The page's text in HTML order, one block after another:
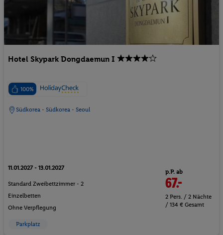
Hotel Skypark Dongdaemun I
100%
Südkorea - Südkorea - Seoul
11.01.2027 - 13.01.2027
Standard Zweibettzimmer - 2
Einzelbetten
Ohne Verpflegung
p.P. ab
67.-
2 Pers. / 2 Nächte
/ 134 € Gesamt
Parkplatz